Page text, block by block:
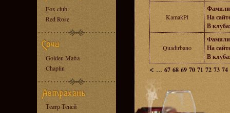
Fox club
Red Rose
Golden Mafia
Chaplin
Театр Теней
KamakPl
На
В
Quadirbano
На
В
< ...67 68 69 70 71 72 73 74